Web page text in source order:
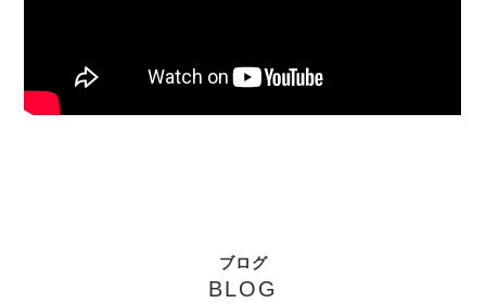
ブログ
BLOG